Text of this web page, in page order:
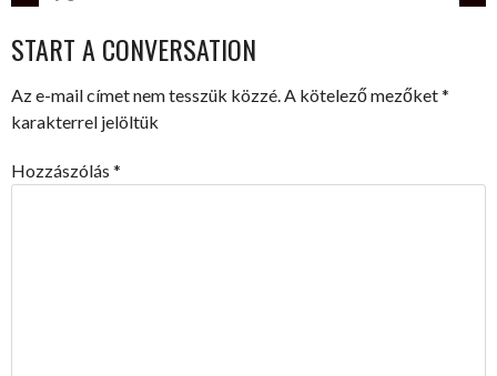
NAVIGATION
START A CONVERSATION
Az e-mail címet nem tesszük közzé.A kötelező mezőket*
karakterrel jelöltük
Hozzászólás *